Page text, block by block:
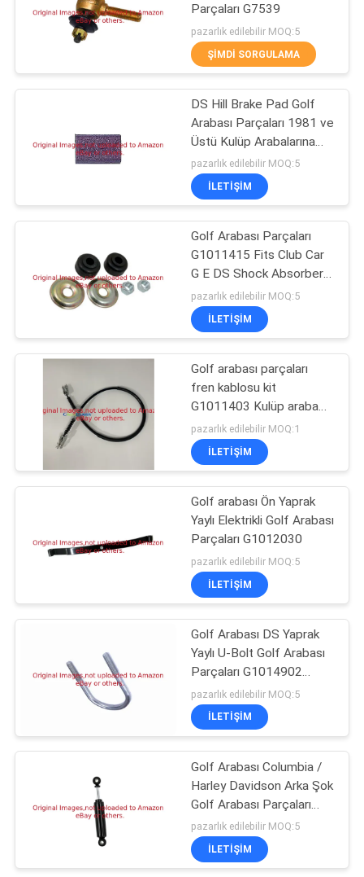
KALITE
ILETIŞIME
HABERLER
BIR
TEKLIF
ISTEĞI
HARITASI
PRIVACY
POLICY
Jacobsen için Çim
Biçme Makinesi
Parçaları
Çim Biçme Makinesi
Yedek Parçaları
Çim havalatıcısı
çubukları
27
Golf Arabası
52
Çim Yaprak Üfleyici
Parçaları G7539
pazarlık edilebilir MOQ:5
ŞIMDI SORGULAMA
DS Hill Brake Pad Golf
Arabası Parçaları 1981 ve
Üstü Kulüp Arabalarına
Uyar DS Gazlı ve Elektrikli
Modeller
pazarlık edilebilir MOQ:5
İLETIŞIM
Golf Arabası Parçaları
G1011415 Fits Club Car
G E DS Shock Absorber
Bushing Kit With 2 Glue 2
Pad 2 Nut
pazarlık edilebilir MOQ:5
İLETIŞIM
Golf arabası parçaları
fren kablosu kit
G1011403 Kulüp araba
gaz ve elektrikli golf
arabaları
pazarlık edilebilir MOQ:1
İLETIŞIM
Golf arabası Ön Yaprak
Yaylı Elektrikli Golf Arabası
Parçaları G1012030
pazarlık edilebilir MOQ:5
İLETIŞIM
Golf Arabası DS Yaprak
Yaylı U-Bolt Golf Arabası
Parçaları G1014902
Kulüp Arabasına Uyar G&E
1981-Up DS
pazarlık edilebilir MOQ:5
İLETIŞIM
Golf Arabası Columbia /
Harley Davidson Arka Şok
Golf Arabası Parçaları
G1014235
pazarlık edilebilir MOQ:5
İLETIŞIM